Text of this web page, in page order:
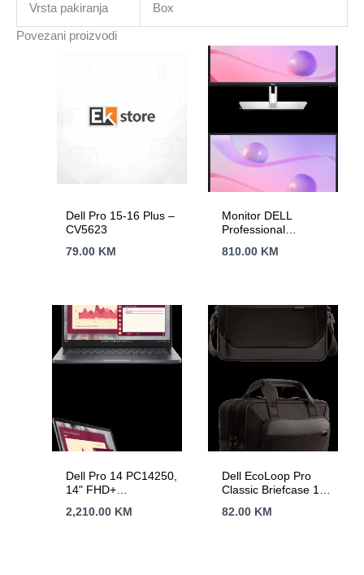
Vrsta pakiranja Box
Povezani proizvodi
Dell Pro 15-16 Plus –
CV5623
79.00 KM
Monitor DELL
Professional
TOUCH, 1920×1080,
178/178, DP, HDMI,
2xUSB-C, 3xUSB 3.0,
RJ-45, Audio line-out,
3W Speaker, Tilt,
810.00 KM
Dell Pro 14 PC14250,
14" FHD+
Core 5 120U, 1x
2,210.00 KM
Dell EcoLoop Pro
Classic Briefcase 14
BDSR)
82.00 KM